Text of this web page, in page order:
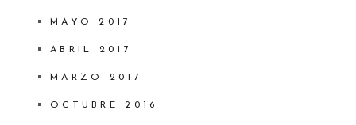
MAYO 2017
ABRIL 2017
MARZO 2017
OCTUBRE 2016